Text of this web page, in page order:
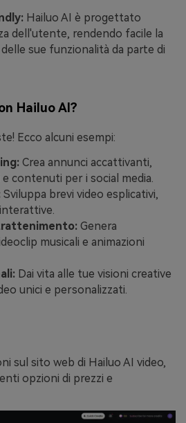
Hailuo AI è progettato
dell'utente, rendendo facile la
sue funzionalità da parte di
Hailuo AI?
Ecco alcuni esempi:
Crea annunci accattivanti,
contenuti per i social media.
Sviluppa brevi video esplicativi,
Genera
musicali e animazioni
Dai vita alle tue visioni creative
unici e personalizzati.
sul sito web di Hailuo AI video,
opzioni di prezzi e